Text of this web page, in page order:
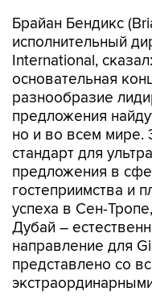
Брайан Бендикс
исполнительный
International,
основательная
разнообразие
предложения
но и во всем мире.
стандарт для
предложения в
гостеприимства и
успеха в Сен-
Дубай –
направление для
представлено со